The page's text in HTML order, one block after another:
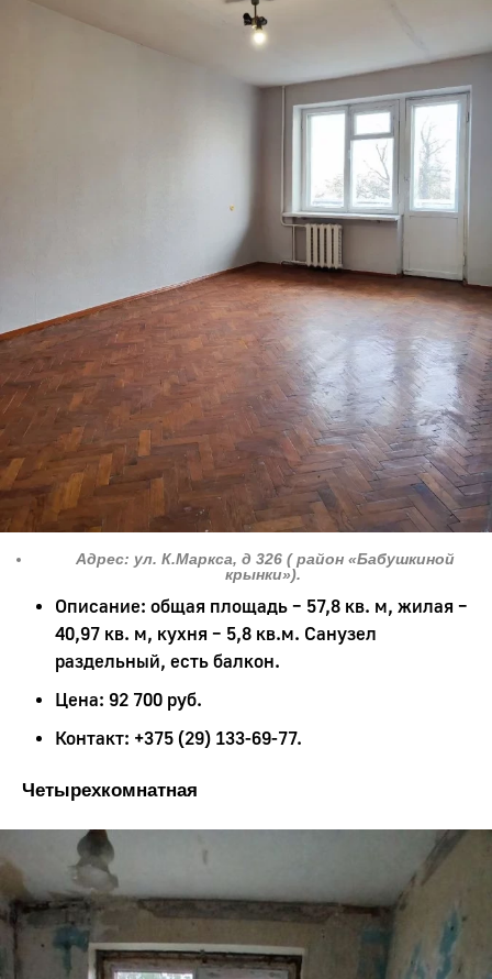
Адрес: ул. К.Маркса, д 326 ( район «Бабушкиной
крынки»).
Описание: общая площадь – 57,8 кв. м, жилая –
40,97 кв. м, кухня – 5,8 кв.м. Санузел
раздельный, есть балкон.
Цена: 92 700 руб.
Контакт: +375 (29) 133-69-77.
Четырехкомнатная